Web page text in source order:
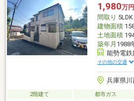
1,980万円
間取り 5LDK
建物面積
土地面積
築年月 1988
能勢電鉄
その他の交通
兵庫県川
2階建て 都市ガス